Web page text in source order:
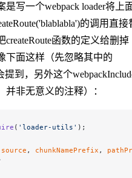
写一个webpack loader将上
的调用直接
函数的定义给删掉
下面这样（先忽略其中的
到，另外这个
非无意义的注释）：
( 'loader-utils' );
source , chunkNamePrefix ,